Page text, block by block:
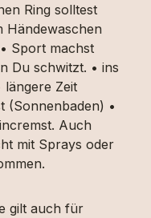
Ring solltest
Händewaschen
Sport machst
Du schwitzt. • ins
längere Zeit
(Sonnenbaden) •
Auch
mit Sprays oder
gilt auch für